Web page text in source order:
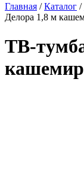
Главная /Каталог /
Делора 1,8 м
ТВ-